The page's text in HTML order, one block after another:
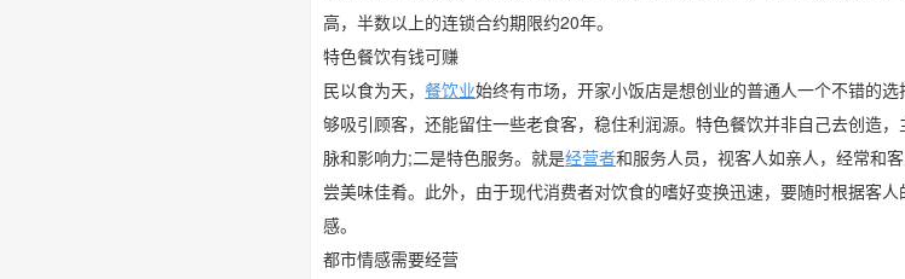
高，半数以上的连锁合约期限约20年。
特色餐饮有钱可赚
民以食为天， 餐饮业始终有市场，开家小饭店是想创业的普通人一个不错的
够吸引顾客，还能留住一些老食客，稳住利润源。特色餐饮并非自己去创造
脉和影响力;二是特色服务。就是经营者和服务人员，视客人如亲人，经常和
尝美味佳肴。此外，由于现代消费者对饮食的嗜好变换迅速，要随时根据客人
感。
都市情感需要经营